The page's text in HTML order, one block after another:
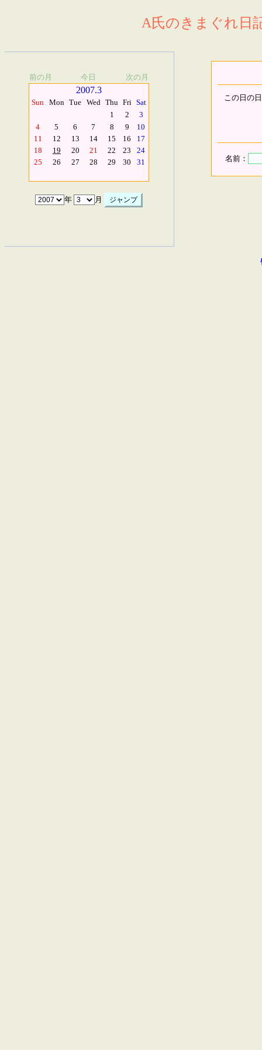
A氏のきまぐれ日
前の月 今日 次の月
2007.3
Sun Mon Tue Wed Thu Fri Sat
1
2
3
4
5 6 7 8 9
10
11
12 13 14 15 16
17
18
19 20 21 22 23
24
25
26 27 28 29 30 31
年 月
この日の
名前：